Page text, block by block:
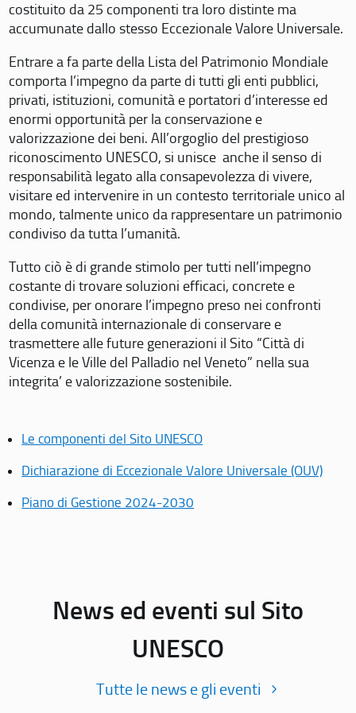
costituito da 25 componenti tra loro distinte ma
accumunate dallo stesso Eccezionale Valore Universale.
Entrare a fa parte della Lista del Patrimonio Mondiale
comporta l’impegno da parte di tutti gli enti pubblici,
privati, istituzioni, comunità e portatori d’interesse ed
enormi opportunità per la conservazione e
valorizzazione dei beni. All’orgoglio del prestigioso
riconoscimento UNESCO, si unisce anche il senso di
responsabilità legato alla consapevolezza di vivere,
visitare ed intervenire in un contesto territoriale unico al
mondo, talmente unico da rappresentare un patrimonio
condiviso da tutta l’umanità.
Tutto ciò è di grande stimolo per tutti nell’impegno
costante di trovare soluzioni efficaci, concrete e
condivise, per onorare l’impegno preso nei confronti
della comunità internazionale di conservare e
trasmettere alle future generazioni il Sito “Città di
Vicenza e le Ville del Palladio nel Veneto” nella sua
integrita’ e valorizzazione sostenibile.
Le componenti del Sito UNESCO
Dichiarazione di Eccezionale Valore Universale (OUV)
Piano di Gestione 2024-2030
News ed eventi sul Sito
UNESCO
Tutte le news e gli eventi